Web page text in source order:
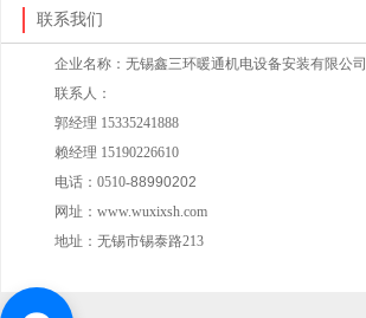
联系我们
企业名称：无锡鑫三环暖通机电设备安装有限公司
联系人：
郭经理 15335241888
赖经理 15190226610
电话：0510-88990202
网址：www.wuxixsh.com
地址：无锡市锡泰路213